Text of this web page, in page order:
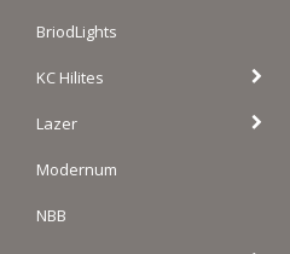
BriodLights
KC Hilites
Lazer
Modernum
NBB